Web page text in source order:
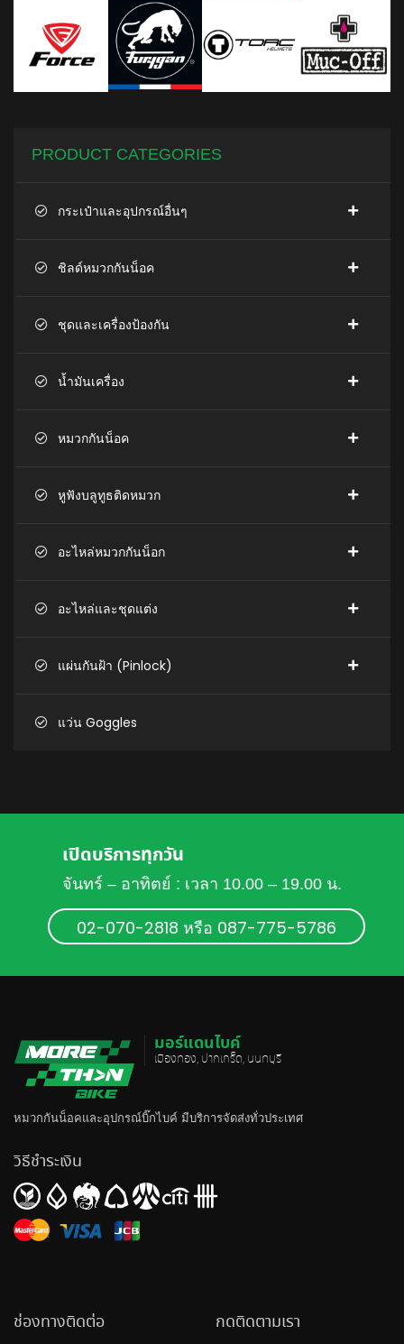
PRODUCT CATEGORIES
กระเป๋าและอุปกรณ์อื่นๆ
ชิลด์หมวกกันน็อค
ชุดและเครื่องป้องกัน
น้ำมันเครื่อง
หมวกกันน็อค
หูฟังบลูทูธติดหมวก
อะไหล่หมวกกันน็อก
อะไหล่และชุดแต่ง
แผ่นกันฝ้า (Pinlock)
แว่น Goggles
เปิดบริการทุกวัน
จันทร์ – อาทิตย์ : เวลา 10.00 – 19.00 น.
02-070-2818 หรือ 087-775-5786
มอร์แดนไบค์
เมืองทอง, ปากเกร็ด, นนทบุรี
หมวกกันน็อคและอุปกรณ์บิ๊กไบค์ มีบริการจัดส่งทั่วประเทศ
วิธีชำระเงิน
ช่องทางติดต่อ กดติดตามเรา